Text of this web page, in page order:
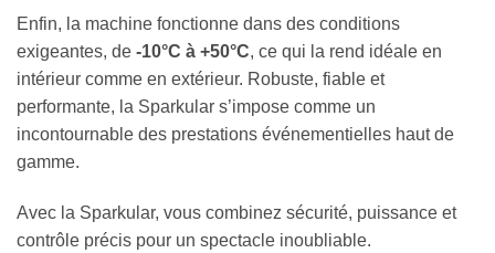
Enfin, la machine fonctionne dans des conditions
exigeantes, de -10°C à +50°C, ce qui la rend idéale en
intérieur comme en extérieur. Robuste, fiable et
performante, la Sparkular s’impose comme un
incontournable des prestations événementielles haut de
gamme.
Avec la Sparkular, vous combinez sécurité, puissance et
contrôle précis pour un spectacle inoubliable.